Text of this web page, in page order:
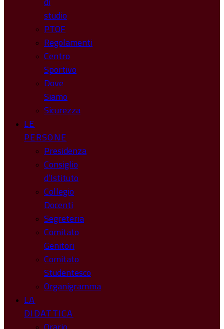
studio
PTOF
Regolamenti
Centro
Sportivo
Dove
Siamo
Sicurezza
LE
PERSONE
Presidenza
Consiglio
d’Istituto
Collegio
Docenti
Segreteria
Comitato
Genitori
Comitato
Studentesco
Organigramma
LA
DIDATTICA